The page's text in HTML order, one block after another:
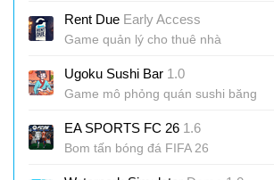
Rent Due Early Access
Game quản lý cho thuê nhà
Ugoku Sushi Bar 1.0
Game mô phỏng quán sushi băng
EA SPORTS FC 26 1.6
Bom tấn bóng đá FIFA 26